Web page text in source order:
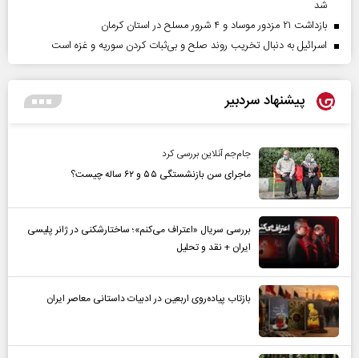
شد
بازداشت ۲۱ مزدور موساد و ۴ شرور مسلح در استان کرمان
اسرائیل به دنبال تخریب روند صلح و بی‌ثبات کردن سوریه و غزه است
پیشنهاد سردبیر
جام‌جم آنلاین بررسی کرد
ماجرای سن بازنشستگی ۵۵ و ۶۲ ساله چیست؟
بررسی سریال «اعتراف می‌کنم»؛ ساختارشکنی در ژانر پلیسی
ایران + نقد و تحلیل
بازتاب پیاده‌روی اربعین در ادبیات داستانی معاصر ایران